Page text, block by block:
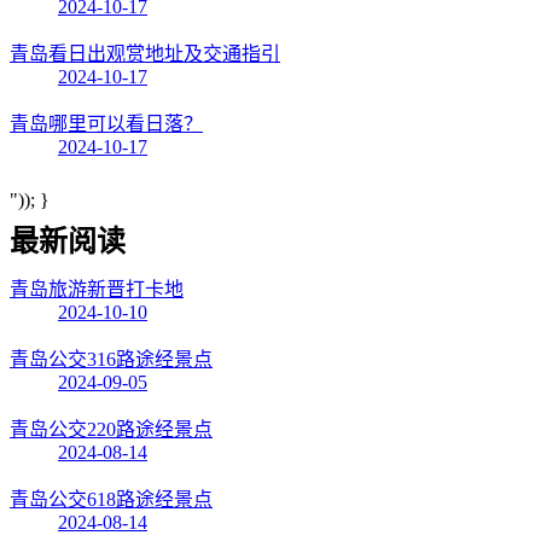
2024-10-17
青岛看日出观赏地址及交通指引
2024-10-17
青岛哪里可以看日落？
2024-10-17
")); }
最新阅读
青岛旅游新晋打卡地
2024-10-10
青岛公交316路途经景点
2024-09-05
青岛公交220路途经景点
2024-08-14
青岛公交618路途经景点
2024-08-14